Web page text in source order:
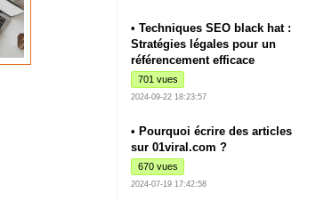
• Techniques SEO black hat :
Stratégies légales pour un
référencement efficace
701 vues
2024-09-22 18:23:57
• Pourquoi écrire des articles
sur 01viral.com ?
670 vues
2024-07-19 17:42:58